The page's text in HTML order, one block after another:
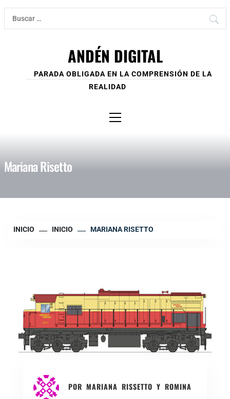
Ir
contenido
Buscar:
ANDÉN DIGITAL
PARADA OBLIGADA EN LA COMPRENSIÓN DE LA
REALIDAD
principal
Mariana Risetto
INICIO INICIO MARIANA RISETTO
POR MARIANA RISSETTO Y ROMINA